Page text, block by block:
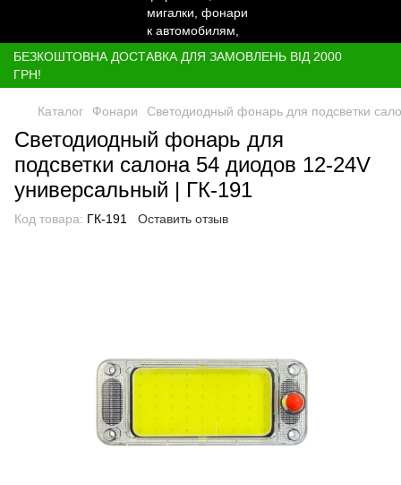
БЕЗКОШТОВНА ДОСТАВКА ДЛЯ ЗАМОВЛЕНЬ ВІД 2000
ГРН!
Каталог Фонари Светодиодный фонарь для подсветки
Светодиодный фонарь для
подсветки салона 54 диодов 12-24V
универсальный | ГК-191
Код товара: ГК-191 Оставить отзыв